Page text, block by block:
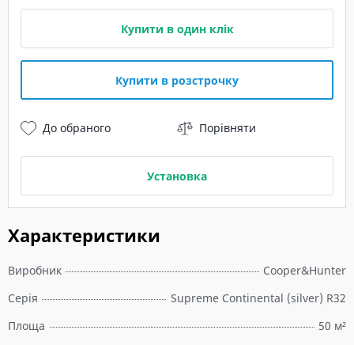
Характеристики
Виробник
Cooper&Hunter
Серія
Supreme Continental (silver) R32
Площа
50 м²
Купити в один клік
Купити в розстрочку
До обраного Порівняти
Установка